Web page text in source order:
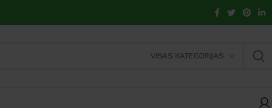
VISAS KATEGORIJAS